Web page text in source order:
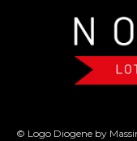
© Logo Diogene by